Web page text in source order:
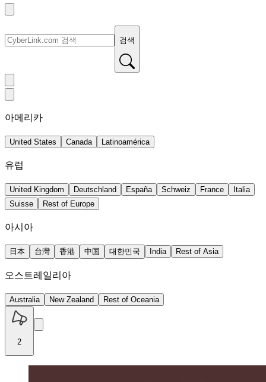
검색
아메리카
United States Canada Latinoamérica
유럽
United Kingdom Deutschland España Schweiz France
Italia
Suisse
Rest of Europe
아시아
日本 台灣 香港 中国 대한민국 India Rest of Asia
오스트레일리아
Australia New Zealand Rest of Oceania
2